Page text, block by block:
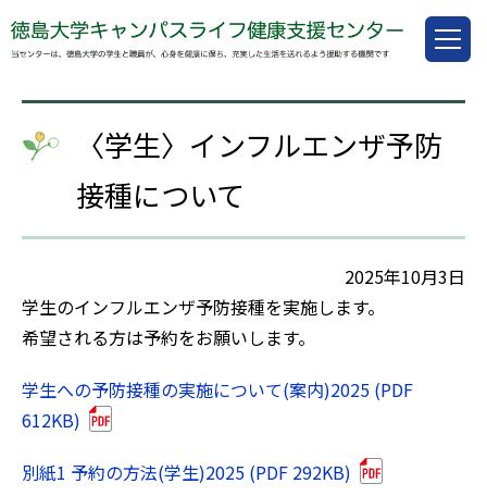
〈学生〉インフルエンザ予防
接種について
2025年10月3日
学生のインフルエンザ予防接種を実施します。
希望される方は予約をお願いします。
学生への予防接種の実施について(案内)2025 (PDF
612KB)
別紙1 予約の方法(学生)2025 (PDF 292KB)